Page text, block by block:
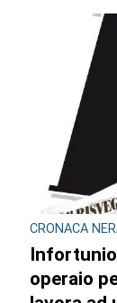
CRONACA
Infortunio
operaio